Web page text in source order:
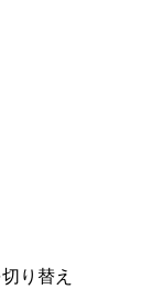
り替え